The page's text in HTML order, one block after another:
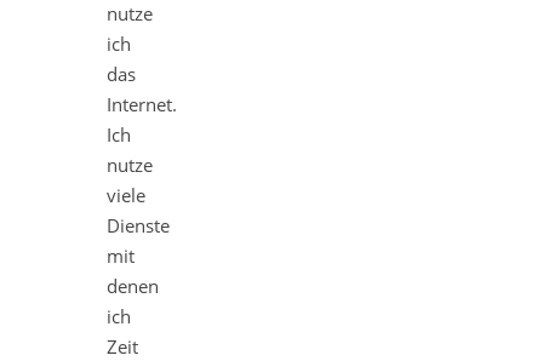
nutze
ich
das
Internet.
Ich
nutze
viele
Dienste
mit
denen
ich
Zeit